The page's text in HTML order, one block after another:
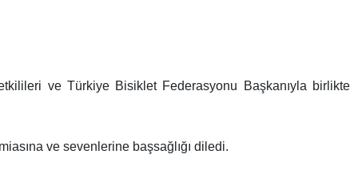
ve Türkiye Bisiklet Federasyonu Başkanıyla birlikte
ve sevenlerine başsağlığı diledi.